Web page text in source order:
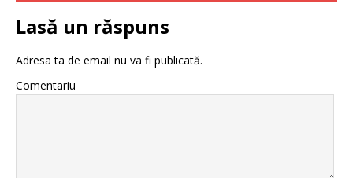
Lasă un răspuns
Adresa ta de email nu va fi publicată.
Comentariu